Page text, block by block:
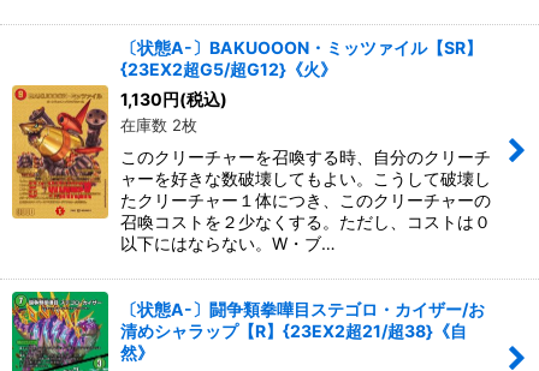
〔状態A-〕BAKUOOON・ミッツァイル【SR】
{23EX2超G5/超G12}《火》
1,130円(税込)
在庫数 2枚
このクリーチャーを召喚する時、自分のクリーチ
ャーを好きな数破壊してもよい。こうして破壊し
たクリーチャー１体につき、このクリーチャーの
召喚コストを２少なくする。ただし、コストは０
以下にはならない。W・ブ…
〔状態A-〕闘争類拳嘩目ステゴロ・カイザー/お
清めシャラップ【R】{23EX2超21/超38}《自
然》